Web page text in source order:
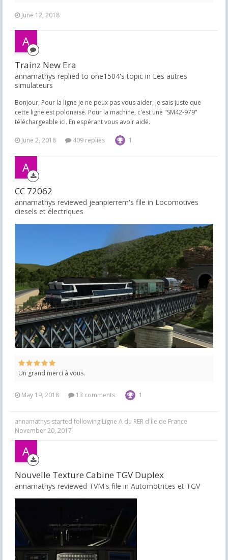
June 12, 2018
Trainz New Era
annamathys replied to one1504's topic in Les autres
simulateurs
Bonjour, Pour la ligne je ne peux pas vous aider, je sais juste que
cette ligne est polonaise. Pour la machine, c'est une "SM42-979"
téléchargeable ici. En espérant vous avoir aidé.
June 2, 2018 409 replies 1
CC 72062
annamathys reviewed jeanpierrem's file in Locomotives
diesels et électriques
Un grand merci à vous.
May 19, 2018 13 comments 1
annamathys started following Ligne A du RER d'Île de France
November 20, 2017
Nouvelle Texture Cabine TGV Duplex
annamathys reviewed TVM's file in Automotrices et TGV